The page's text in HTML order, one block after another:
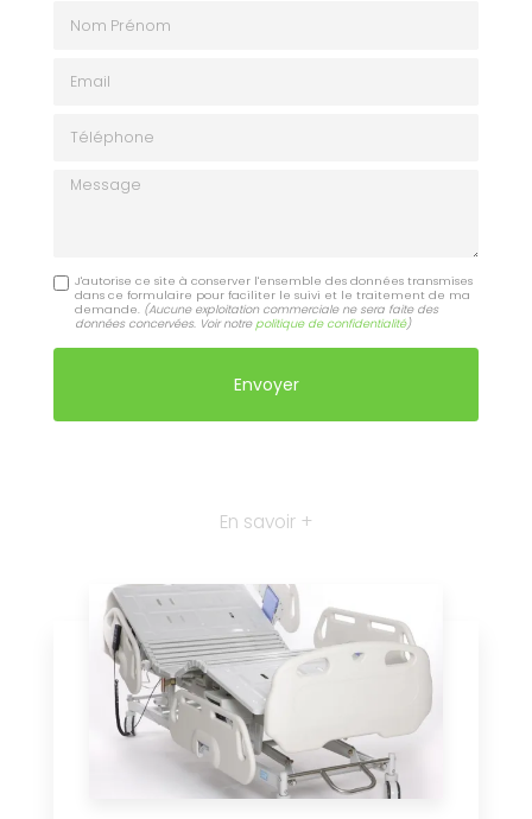
Message
J'autorise ce site à conserver l'ensemble des données transmises
dans ce formulaire pour faciliter le suivi et le traitement de ma
demande. (Aucune exploitation commerciale ne sera faite des
données concervées. Voir notre politique de confidentialité)
En savoir +